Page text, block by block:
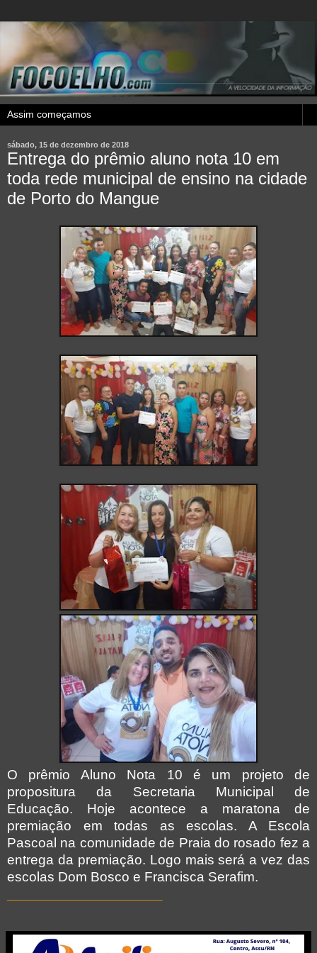
sábado, 15 de dezembro de 2018
Entrega do prêmio aluno nota 10 em
toda rede municipal de ensino na cidade
de Porto do Mangue
O prêmio Aluno Nota 10 é um projeto de
propositura da Secretaria Municipal de
Educação. Hoje acontece a maratona de
premiação em todas as escolas. A Escola
Pascoal na comunidade de Praia do rosado fez a
entrega da premiação. Logo mais será a vez das
escolas Dom Bosco e Francisca Serafim.